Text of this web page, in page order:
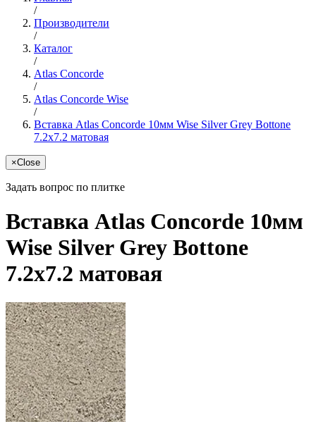
/
Производители
/
Каталог
/
Atlas Concorde
/
Atlas Concorde Wise
/
Вставка Atlas Concorde 10мм Wise Silver Grey Bottone
7.2x7.2 матовая
×Close
Задать вопрос по плитке
Вставка Atlas Concorde 10мм
Wise Silver Grey Bottone
7.2x7.2 матовая